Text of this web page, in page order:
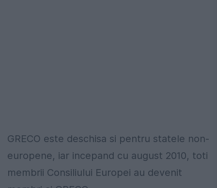
GRECO este deschisa si pentru statele non-
europene, iar incepand cu august 2010, toti
membrii Consiliului Europei au devenit